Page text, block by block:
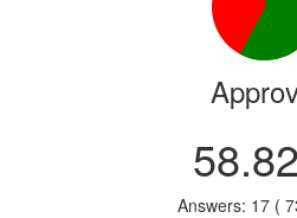
Answers: 17 (